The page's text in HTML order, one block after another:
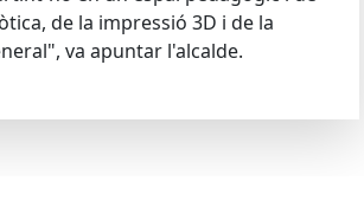
de la impressió 3D i de la
va apuntar l'alcalde.